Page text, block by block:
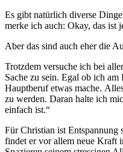
Es gibt natürlich diverse
merke ich auch: Okay, das ist
Aber das sind auch eher die
Trotzdem versuche ich bei
Sache zu sein. Egal ob ich
Hauptberuf etwas mache.
zu werden. Daran halte ich
einfach ist.“
Für Christian ist
findet er vor allem neue Kraft